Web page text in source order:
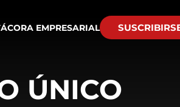
EMPRESARIAL
ÚNICO